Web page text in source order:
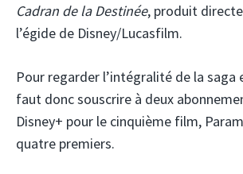
Cadran de la Destinée, produit
l’égide de Disney/Lucasfilm.
Pour regarder l’intégralité de la saga
faut donc souscrire à deux
Disney+ pour le cinquième film,
quatre premiers.